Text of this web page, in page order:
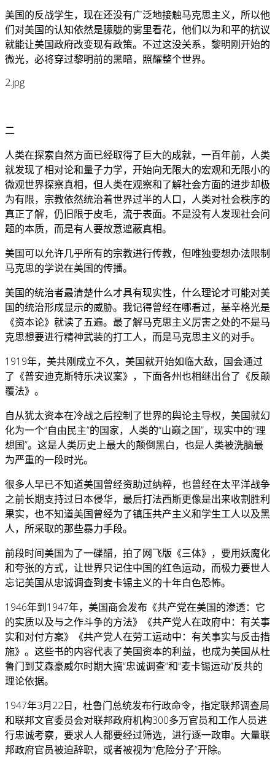
美国的反战学生，现在还没有广泛地接触马克思主义，所以他
们对美国的认知依然是朦胧的雾里看花，他们以为和平的抗议
就能让美国政府改变现有政策。不过这没关系，黎明刚开始的
微光，必将穿过黎明前的黑暗，照耀整个世界。
2.jpg
二
人类在探索自然方面已经取得了巨大的成就，一百年前，人类
就发现了相对论和量子力学，开始向无限大的宏观和无限小的
微观世界探察真相，但人类在观察和了解社会方面的进步却极
为有限，宗教依然统治着世界过半的人口，人类对社会秩序的
真正了解，仍旧限于皮毛，流于表面。不是没有人发现社会问
题的本质，而是有人要故意遮蔽真相。
美国可以允许几乎所有的宗教进行传教，但唯独要想办法限制
马克思的学说在美国的传播。
美国的统治者最清楚什么才具有现实性，什么理论才可能对美
国的统治形成显示的威胁。我记得曾经在哪看过，基辛格光是
《资本论》就读了五遍。最了解马克思主义厉害之处的不是马
克思想要进行精神武装的打工人，而是马克思主义的对手。
1919年，美共刚成立不久，美国就开始如临大敌，国会通过
了《普安迪克斯特乐决议案》，下面各州也相继出台了《反颠
覆法》。
自从犹太资本在冷战之后控制了世界的舆论主导权，美国就幻
化为一个“自由民主”的国家，人类的“山巅之国”，现实中的“理
想国”。这是人类历史上最大的颠倒黑白，也是人类被洗脑最
为严重的一段时光。
很多人早已不知道美国曾经资助过纳粹，也曾经在太平洋战争
之前长期支持过日本侵华，最后打法西斯更像是出来收割胜利
果实，也不知道美国曾经为了镇压共产主义和学生工人以及黑
人，所采取的那些暴力手段。
前段时间美国为了一碟醋，拍了网飞版《三体》，要用妖魔化
和夸张的方式，让世界只记住中国的红色运动，而极力要世人
忘记美国从忠诚调查到麦卡锡主义的十年白色恐怖。
1946年到1947年，美国商会发布《共产党在美国的渗透：它
的实质以及与之作斗争的方法》《共产党人在政府中：有关事
实和对付方案》《共产党人在劳工运动中：有关事实与反击措
施》。这些书的内容代表了美国资本的利益，也成为美国从杜
鲁门到艾森豪威尔时期大搞“忠诚调查”和“麦卡锡运动”反共的
理论依据。
1947年3月22日，杜鲁门总统发布行政命令，指定联邦调查局
和联邦文官委员会对联邦政府机构300多万官员和工作人员进
行忠诚考察，要求人人都要经过筛选，进行逐一政审。大量联
邦政府官员被迫辞职，或者被视为“危险分子”开除。